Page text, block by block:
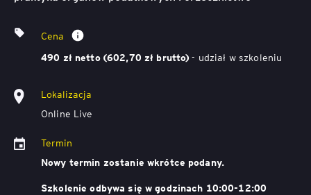
Cena
490 zł netto (602,70 zł brutto) - udział w szkoleniu
Lokalizacja
Online Live
Termin
Nowy termin zostanie wkrótce podany.
Szkolenie odbywa się w godzinach 10:00-12:00